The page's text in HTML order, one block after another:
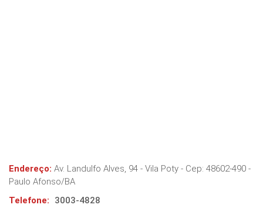
Endereço: Av. Landulfo Alves, 94 - Vila Poty - Cep: 48602-490 -
Paulo Afonso/BA
Telefone:
3003-4828